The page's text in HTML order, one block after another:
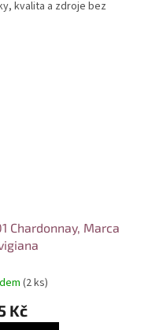
kvalita a zdroje bez
Chardonnay, Marca
(2 ks)
Kč